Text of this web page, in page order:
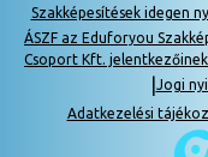
Szakképesítések idegen
ÁSZF az Eduforyou
Csoport Kft. jelentkezőinek
Jogi
Adatkezelési